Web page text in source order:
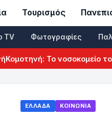
Τουρισμός
TV Φωτογραφίες
Το νοσοκομείο του
ΕΛΛΆΔΑ ΚΟΙΝΩΝΊΑ